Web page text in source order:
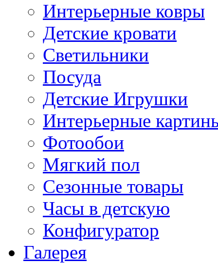
Интерьерные ковры
Детские кровати
Светильники
Посуда
Детские Игрушки
Интерьерные
Фотообои
Мягкий пол
Сезонные товары
Часы в детскую
Конфигуратор
Галерея